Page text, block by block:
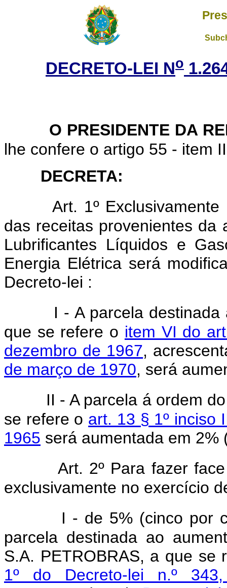
DECRETO-LEI No
O PRESIDENTE DA
lhe confere o artigo 55 - item
DECRETA:
Art. 1º
das receitas provenientes da
Lubrificantes Líquidos e
Energia Elétrica será
Decreto-lei :
I - A parcela
que se refere o item VI do
dezembro de 1967,
de março de 1970, será
II - A parcela á ordem
se refere o art. 13 § 1º inciso
1965 será aumentada em 2%
Art. 2º Para fazer
exclusivamente no exercício
I - de 5% (cinco por
parcela destinada ao
S.A. PETROBRAS, a que se
1º do Decreto-lei n.º